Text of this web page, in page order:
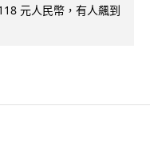
元人民幣，有人飆到